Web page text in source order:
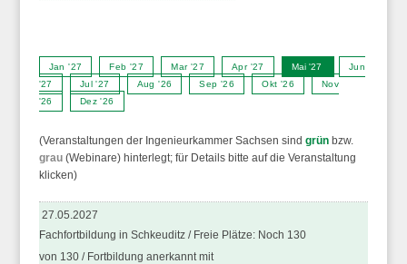
Jan '27 Feb '27 Mar '27 Apr '27 Mai '27
Jun
'27
Jul '27 Aug '26 Sep '26 Okt '26
Nov
'26
Dez '26
(Veranstaltungen der Ingenieurkammer Sachsen sind grünbzw.
grau(Webinare) hinterlegt; für Details bitte auf die Veranstaltung
klicken)
27.05.2027
Fachfortbildung in Schkeuditz / Freie Plätze: Noch 130
von 130 / Fortbildung anerkannt mit